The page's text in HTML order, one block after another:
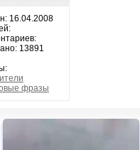
16.04.2008
13891
фразы